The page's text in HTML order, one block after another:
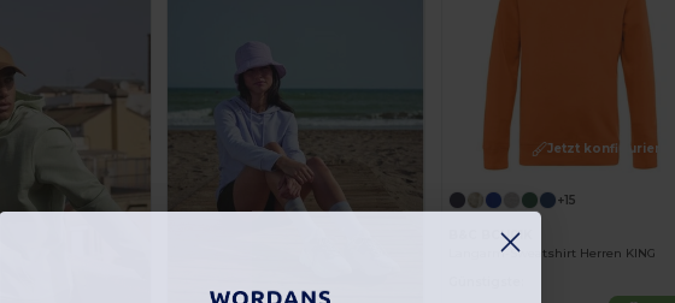
Jetzt konfigurieren!
+15
B&C BCU01K
Langarm-Sweatshirt Herren KING